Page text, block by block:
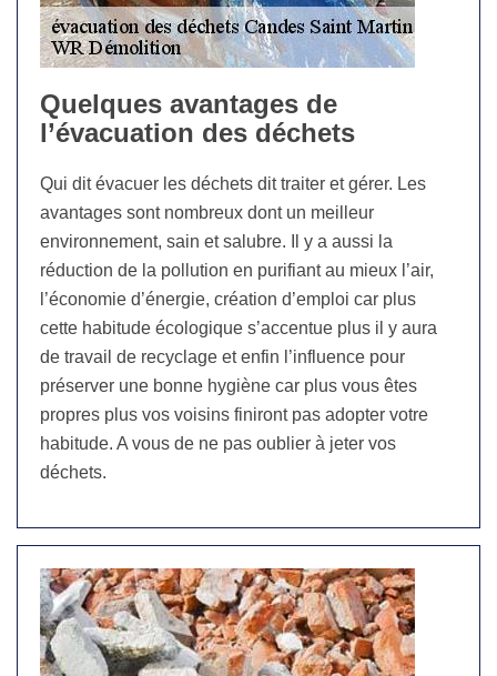
Quelques avantages de
l’évacuation des déchets
Qui dit évacuer les déchets dit traiter et gérer. Les
avantages sont nombreux dont un meilleur
environnement, sain et salubre. Il y a aussi la
réduction de la pollution en purifiant au mieux l’air,
l’économie d’énergie, création d’emploi car plus
cette habitude écologique s’accentue plus il y aura
de travail de recyclage et enfin l’influence pour
préserver une bonne hygiène car plus vous êtes
propres plus vos voisins finiront pas adopter votre
habitude. A vous de ne pas oublier à jeter vos
déchets.